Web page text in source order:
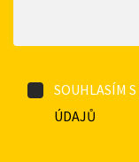
SOUHLASÍM S
ÚDAJŮ